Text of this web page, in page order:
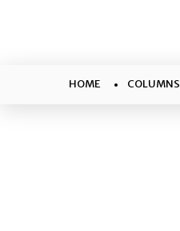
HOME COLUMNS